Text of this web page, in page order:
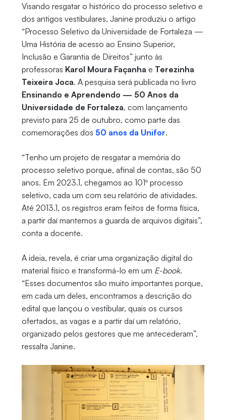
Visando resgatar o histórico do processo seletivo e
dos antigos vestibulares, Janine produziu o artigo
“Processo Seletivo da Universidade de Fortaleza —
Uma História de acesso ao Ensino Superior,
Inclusão e Garantia de Direitos” junto às
professoras Karol Moura Façanha e Terezinha
Teixeira Joca. A pesquisa será publicada no livro
Ensinando e Aprendendo — 50 Anos da
Universidade de Fortaleza, com lançamento
previsto para 25 de outubro, como parte das
comemorações dos 50 anos da Unifor.
“Tenho um projeto de resgatar a memória do
processo seletivo porque, afinal de contas, são 50
anos. Em 2023.1, chegamos ao 101º processo
seletivo, cada um com seu relatório de atividades.
Até 2013.1, os registros eram feitos de forma física,
a partir daí mantemos a guarda de arquivos digitais”,
conta a docente.
A ideia, revela, é criar uma organização digital do
material físico e transformá-lo em um E-book.
“Esses documentos são muito importantes porque,
em cada um deles, encontramos a descrição do
edital que lançou o vestibular, quais os cursos
ofertados, as vagas e a partir daí um relatório,
organizado pelos gestores que me antecederam”,
ressalta Janine.